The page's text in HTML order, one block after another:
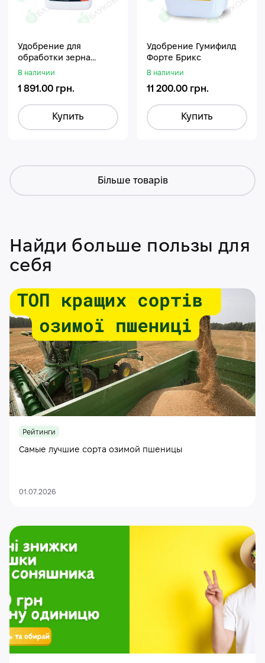
Удобрение для
обработки зерна
Стармакс Гумифос
В наличии
1 891.00 грн.
Купить
Удобрение Гумифилд
Форте Брикс
В наличии
11 200.00 грн.
Купить
Більше товарів
Найди больше пользы для
себя
Рейтинги
Самые лучшие сорта озимой пшеницы
01.07.2026